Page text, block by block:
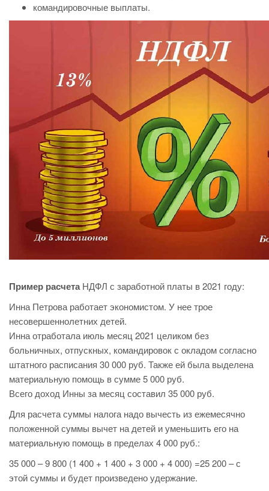
командировочные выплаты.
Пример расчетаНДФЛ с заработной платы в 2021 году:
Инна Петрова работает экономистом. У нее трое
несовершеннолетних детей.
Инна отработала июль месяц 2021 целиком без
больничных, отпускных, командировок с окладом согласно
штатного расписания 30 000 руб. Также ей была выделена
материальную помощь в сумме 5 000 руб.
Всего доход Инны за месяц составил 35 000 руб.
Для расчета суммы налога надо вычесть из ежемесячно
положенной суммы вычет на детей и уменьшить его на
материальную помощь в пределах 4 000 руб.:
35 000 – 9 800 (1 400 + 1 400 + 3 000 + 4 000) =25 200 – с
этой суммы и будет произведено удержание.